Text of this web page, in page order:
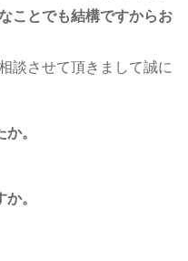
ことでも結構ですからお
談させて頂きまして誠に
。
。